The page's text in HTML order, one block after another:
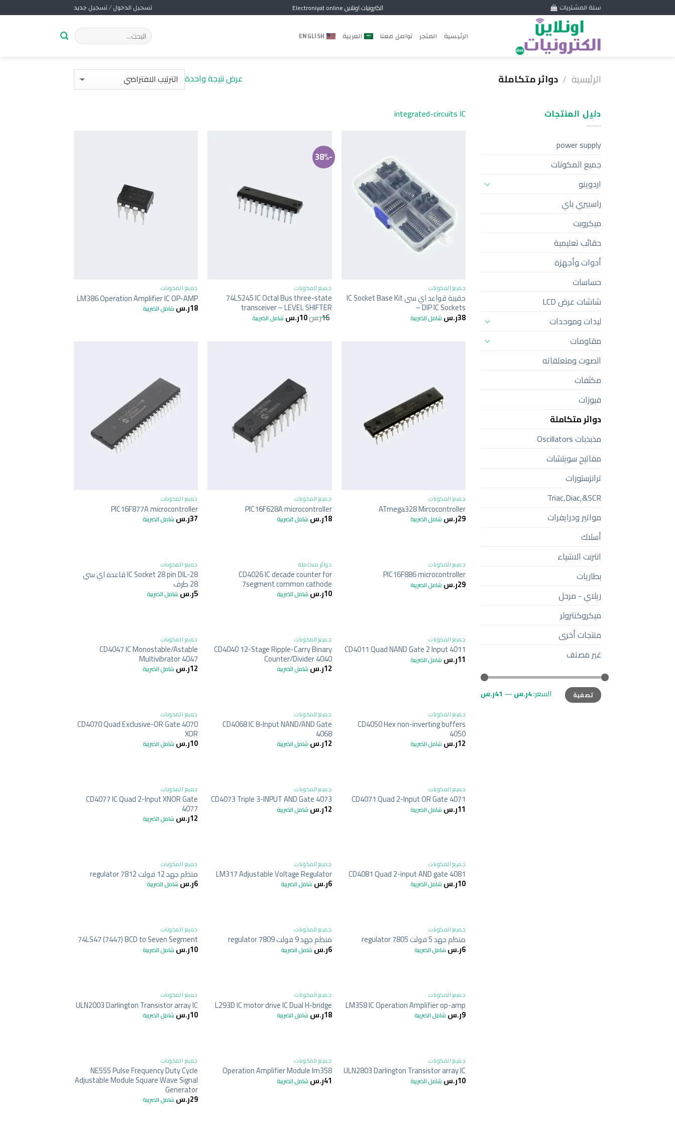
to
سلة المشتريات الكترونيات اونلاين Electroniyat online تسجيل الدخول / تسجيل جديد
الرئيسية المتجر تواصل معنا العربية ENGLISH
الرئيسية / دوائر متكاملة عرض نتيجة واحدة
دليل المنتجات
power supply
جميع المكونات
اردوينو
راسبيري باي
ميكروبت
حقائب تعليمية
أدوات وأجهزة
حساسات
شاشات عرض LCD
ليدات وموحدات
مقاومات
الصوت ومتعلقاته
مكثفات
فيوزات
دوائر متكاملة
مذبذبات Oscillators
مفاتيح سويتشات
ترانزستورات
Triac,Diac,&SCR
مواتير ودرايفرات
أسلاك
انترنت الاشياء
بطاريات
ريلاي - مرحل
ميكروكنترولر
منتجات أخرى
غير مصنف
تصفية السعر:4ر.س — 41ر.س
integrated-circuits IC
جميع المكونات
حقيبة قواعد اي سي IC Socket Base Kit
– DIP IC Sockets
38ر.س شامل الضريبة
-38%
جميع المكونات
74LS245 IC Octal Bus three-state
transceiver – LEVEL SHIFTER
16ر.س10ر.س شامل الضريبة
جميع المكونات
LM386 Operation Amplifier IC OP-AMP
18ر.س شامل الضريبة
جميع المكونات
ATmega328 Mircocontroller
29ر.س شامل الضريبة
جميع المكونات
PIC16F628A microcontroller
18ر.س شامل الضريبة
جميع المكونات
PIC16F877A microcontroller
37ر.س شامل الضريبة
جميع المكونات
PIC16F886 microcontroller
29ر.س شامل الضريبة
دوائر متكاملة
CD4026 IC decade counter for
7segment common cathode
10ر.س شامل الضريبة
جميع المكونات
IC Socket 28 pin DIL-28 قاعدة اي سي
28 طرف
5ر.س شامل الضريبة
جميع المكونات
CD4011 Quad NAND Gate 2 Input 4011
11ر.س شامل الضريبة
جميع المكونات
CD4040 12-Stage Ripple-Carry Binary
Counter/Divider 4040
12ر.س شامل الضريبة
جميع المكونات
CD4047 IC Monostable/Astable
Multivibrator 4047
12ر.س شامل الضريبة
جميع المكونات
CD4050 Hex non-inverting buffers
4050
12ر.س شامل الضريبة
جميع المكونات
CD4068 IC 8-Input NAND/AND Gate
4068
12ر.س شامل الضريبة
جميع المكونات
CD4070 Quad Exclusive-OR Gate 4070
XOR
10ر.س شامل الضريبة
جميع المكونات
CD4071 Quad 2-Input OR Gate 4071
11ر.س شامل الضريبة
جميع المكونات
CD4073 Triple 3-INPUT AND Gate 4073
12ر.س شامل الضريبة
جميع المكونات
CD4077 IC Quad 2-Input XNOR Gate
4077
12ر.س شامل الضريبة
جميع المكونات
CD4081 Quad 2-input AND gate 4081
10ر.س شامل الضريبة
جميع المكونات
LM317 Adjustable Voltage Regulator
6ر.س شامل الضريبة
جميع المكونات
منظم جهد 12 فولت 7812 regulator
6ر.س شامل الضريبة
جميع المكونات
منظم جهد 5 فولت 7805 regulator
6ر.س شامل الضريبة
جميع المكونات
منظم جهد 9 فولت 7809 regulator
6ر.س شامل الضريبة
جميع المكونات
74LS47 (7447) BCD to Seven Segment
10ر.س شامل الضريبة
جميع المكونات
LM358 IC Operation Amplifier op-amp
9ر.س شامل الضريبة
جميع المكونات
L293D IC motor drive IC Dual H-bridge
18ر.س شامل الضريبة
جميع المكونات
ULN2003 Darlington Transistor array IC
10ر.س شامل الضريبة
جميع المكونات
ULN2803 Darlington Transistor array IC
10ر.س شامل الضريبة
جميع المكونات
Operation Amplifier Module lm358
41ر.س شامل الضريبة
جميع المكونات
NE555 Pulse Frequency Duty Cycle
Adjustable Module Square Wave Signal
Generator
29ر.س شامل الضريبة